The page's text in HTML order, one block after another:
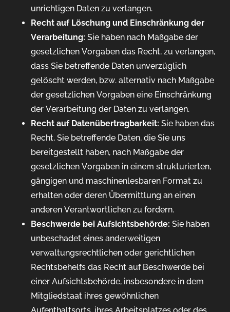
unrichtigen Daten zu verlangen.
Recht auf Löschung und Einschränkung der
Verarbeitung: Sie haben nach Maßgabe der
gesetzlichen Vorgaben das Recht, zu verlangen,
dass Sie betreffende Daten unverzüglich
gelöscht werden, bzw. alternativ nach Maßgabe
der gesetzlichen Vorgaben eine Einschränkung
der Verarbeitung der Daten zu verlangen.
Recht auf Datenübertragbarkeit: Sie haben das
Recht, Sie betreffende Daten, die Sie uns
bereitgestellt haben, nach Maßgabe der
gesetzlichen Vorgaben in einem strukturierten,
gängigen und maschinenlesbaren Format zu
erhalten oder deren Übermittlung an einen
anderen Verantwortlichen zu fordern.
Beschwerde bei Aufsichtsbehörde: Sie haben
unbeschadet eines anderweitigen
verwaltungsrechtlichen oder gerichtlichen
Rechtsbehelfs das Recht auf Beschwerde bei
einer Aufsichtsbehörde, insbesondere in dem
Mitgliedstaat ihres gewöhnlichen